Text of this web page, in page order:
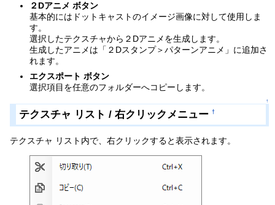
２Dアニメ ボタン
基本的にはドットキャストのイメージ画像に対して使用しま
す。
選択したテクスチャから２Dアニメを生成します。
生成したアニメは「２Dスタンプ＞パターンアニメ」に追加さ
れます。
エクスポート ボタン
選択項目を任意のフォルダーへコピーします。
↑
テクスチャ リスト / 右クリックメニュー †
テクスチャ リスト内で、右クリックすると表示されます。